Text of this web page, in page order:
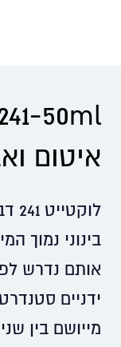
איטום
בינוני נמוך
אותם נדרש
ידניים
מייושם בין